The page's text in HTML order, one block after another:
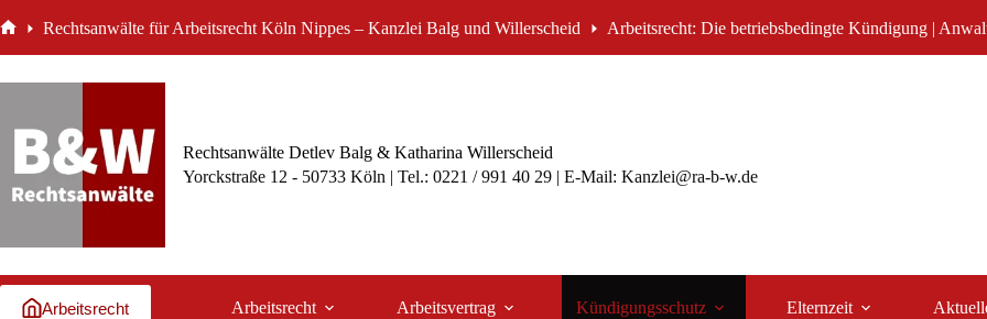
Inhalt Rechtsanwälte für Arbeitsrecht Köln Nippes – Kanzlei Balg und Willerscheid Arbeitsrecht: Die betriebsbedingte Kündigung |
Rechtsanwälte Detlev Balg & Katharina Willerscheid
Yorckstraße 12 - 50733 Köln | Tel.: 0221 / 991 40 29 | E-Mail: Kanzlei@ra-b-w.de
Arbeitsrecht Arbeitsrecht Arbeitsvertrag Kündigungsschutz Elternzeit